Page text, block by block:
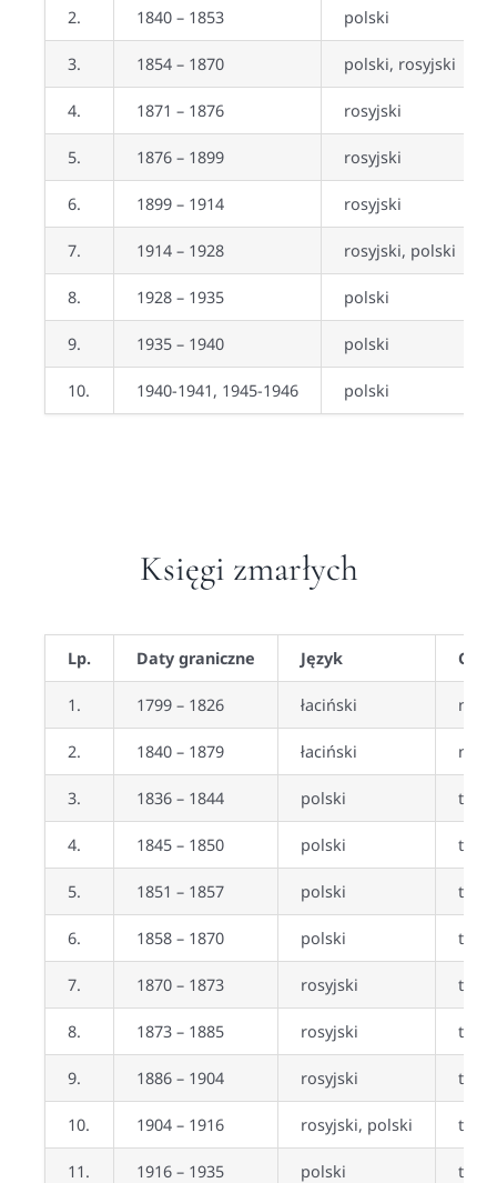
2. 1840 – 1853 polski
3. 1854 – 1870 polski, rosyjski
4. 1871 – 1876 rosyjski
5. 1876 – 1899 rosyjski
6. 1899 – 1914 rosyjski
7. 1914 – 1928 rosyjski, polski
8. 1928 – 1935 polski
9. 1935 – 1940 polski
10. 1940-1941, 1945-1946 polski
Księgi zmarłych
Lp. Daty graniczne Język Czy
1. 1799 – 1826 łaciński nie
2. 1840 – 1879 łaciński nie
3. 1836 – 1844 polski tak
4. 1845 – 1850 polski tak
5. 1851 – 1857 polski tak
6. 1858 – 1870 polski tak
7. 1870 – 1873 rosyjski tak
8. 1873 – 1885 rosyjski tak
9. 1886 – 1904 rosyjski tak
10. 1904 – 1916 rosyjski, polski tak
11. 1916 – 1935 polski tak